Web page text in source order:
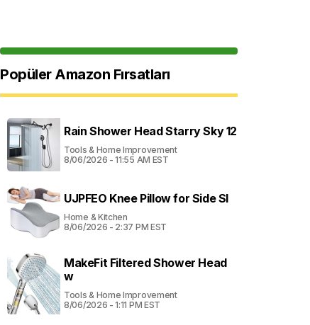
Popüler Amazon Fırsatları
Rain Shower Head Starry Sky 12
Tools & Home Improvement
8/06/2026 - 11:55 AM EST
UJPFEO Knee Pillow for Side Sl
Home & Kitchen
8/06/2026 - 2:37 PM EST
MakeFit Filtered Shower Head
w
Tools & Home Improvement
8/06/2026 - 1:11 PM EST